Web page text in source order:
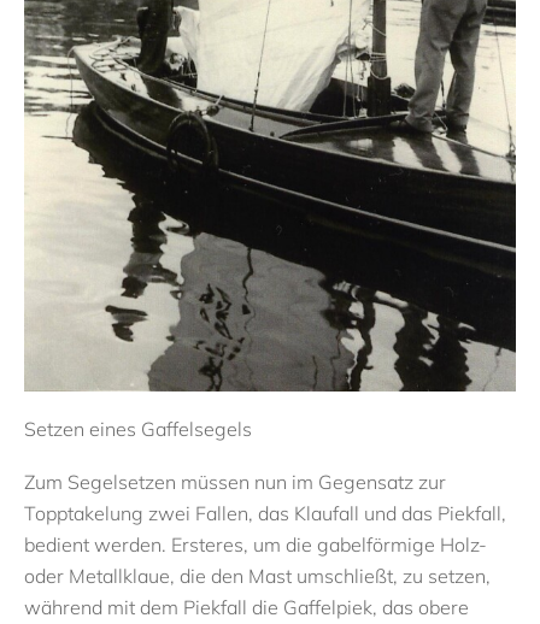
Setzen eines Gaffelsegels
Zum Segelsetzen müssen nun im Gegensatz zur
Topptakelung zwei Fallen, das Klaufall und das Piekfall,
bedient werden. Ersteres, um die gabelförmige Holz-
oder Metallklaue, die den Mast umschließt, zu setzen,
während mit dem Piekfall die Gaffelpiek, das obere